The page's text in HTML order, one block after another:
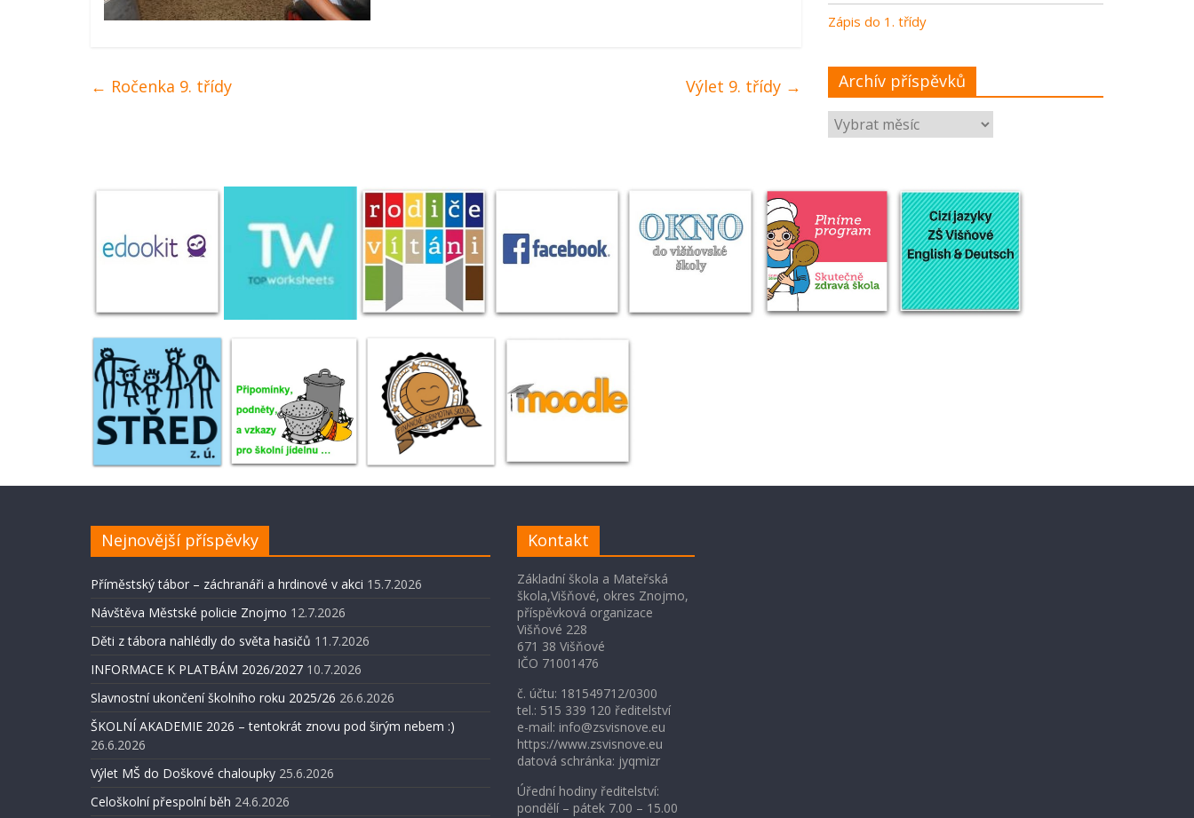
← Ročenka 9. třídy Výlet 9. třídy →
Zápis do 1. třídy
Archív příspěvků
Nejnovější příspěvky
Příměstský tábor – záchranáři a hrdinové v akci 15.7.2026
Návštěva Městské policie Znojmo 12.7.2026
Děti z tábora nahlédly do světa hasičů 11.7.2026
INFORMACE K PLATBÁM 2026/2027 10.7.2026
Slavnostní ukončení školního roku 2025/26 26.6.2026
ŠKOLNÍ AKADEMIE 2026 – tentokrát znovu pod širým nebem :)
26.6.2026
Výlet MŠ do Doškové chaloupky 25.6.2026
Celoškolní přespolní běh 24.6.2026
Kontakt
Základní škola a Mateřská
škola,Višňové, okres Znojmo,
příspěvková organizace
Višňové 228
671 38 Višňové
IČO 71001476
č. účtu: 181549712/0300
tel.: 515 339 120 ředitelství
e-mail: info@zsvisnove.eu
https://www.zsvisnove.eu
datová schránka: jyqmizr
Úřední hodiny ředitelství:
pondělí – pátek 7.00 – 15.00